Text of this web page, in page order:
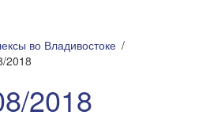
во Владивостоке
2018
2018